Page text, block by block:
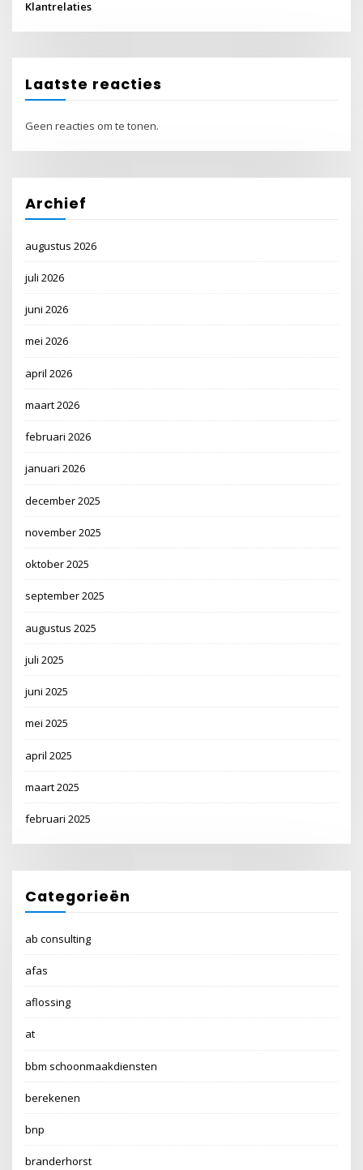
Klantrelaties
Laatste reacties
Geen reacties om te tonen.
Archief
augustus 2026
juli 2026
juni 2026
mei 2026
april 2026
maart 2026
februari 2026
januari 2026
december 2025
november 2025
oktober 2025
september 2025
augustus 2025
juli 2025
juni 2025
mei 2025
april 2025
maart 2025
februari 2025
Categorieën
ab consulting
afas
aflossing
at
bbm schoonmaakdiensten
berekenen
bnp
branderhorst